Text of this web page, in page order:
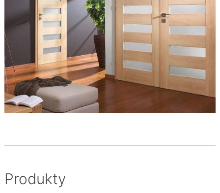
Produkty